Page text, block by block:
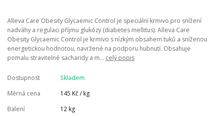
Alleva Care Obesity Glycaemic Control je speciální krmivo pro snížení
nadváhy a regulaci příjmu glukózy (diabetes mellitus). Alleva Care
Obesity Glycaemic Control je krmivo s nízkým obsahem tuků a sníženou
energetickou hodnotou, navržené na podporu hubnutí. Obsahuje
pomalu stravitelné sacharidy a m... celý popis
Dostupnost
Skladem
Měrná cena
145 Kč / kg
Balení
12 kg